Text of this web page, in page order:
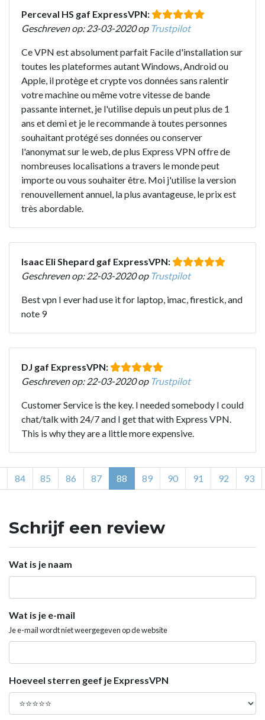
Perceval HS gaf ExpressVPN:
Geschreven op: 23-03-2020 op Trustpilot
Ce VPN est absolument parfait Facile d'installation sur
toutes les plateformes autant Windows, Android ou
Apple, il protège et crypte vos données sans ralentir
votre machine ou même votre vitesse de bande
passante internet, je l'utilise depuis un peut plus de 1
ans et demi et je le recommande à toutes personnes
souhaitant protégé ses données ou conserver
l'anonymat sur le web, de plus Express VPN offre de
nombreuses localisations a travers le monde peut
importe ou vous souhaiter être. Moi j'utilise la version
renouvellement annuel, la plus avantageuse, le prix est
très abordable.
Isaac Eli Shepard gaf ExpressVPN:
Geschreven op: 22-03-2020 op Trustpilot
Best vpn I ever had use it for laptop, imac, firestick, and
note 9
DJ gaf ExpressVPN:
Geschreven op: 22-03-2020 op Trustpilot
Customer Service is the key. I needed somebody I could
chat/talk with 24/7 and I get that with Express VPN.
This is why they are a little more expensive.
84 85 86 87 88 89 90 91 92 93
Schrijf een review
Wat is je naam
Wat is je e-mail
Je e-mail wordt niet weergegeven op de website
Hoeveel sterren geef je ExpressVPN